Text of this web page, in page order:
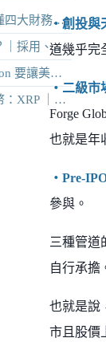
財務報表
幣價值捕獲
24/7 不打烊
2026 介紹
・創投與
道幾乎完
・二級市
Forge
也就是年
・Pre-
參與。
三種管道
自行承擔
也就是說
市且股價